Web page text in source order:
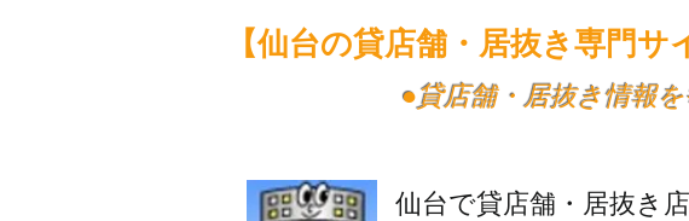
【仙台の貸店舗・居抜き専門サ
​●貸店舗・居抜き情報
仙台で貸店舗・居抜き